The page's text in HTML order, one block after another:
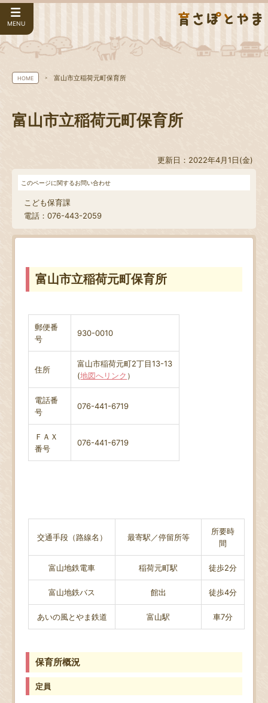
MENU
HOME 富山市立稲荷元町保育所
富山市立稲荷元町保育所
更新日：2022年4月1日(金)
このページに関するお問い合わせ
こども保育課
電話：076-443-2059
富山市立稲荷元町保育所
郵便番
号
930-0010
住所
富山市稲荷元町2丁目13-13
(地図へリンク ）
電話番
号
076-441-6719
ＦＡＸ
番号
076-441-6719
交通手段（路線名） 最寄駅／停留所等
所要時
間
富山地鉄電車 稲荷元町駅 徒歩2分
富山地鉄バス 館出 徒歩4分
あいの風とやま鉄道 富山駅 車7分
保育所概況
定員